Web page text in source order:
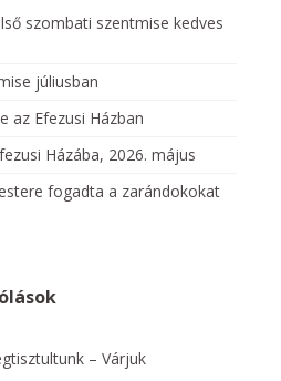
szombati szentmise kedves
júliusban
az Efezusi Házban
Házába, 2026. május
fogadta a zarándokokat
– Várjuk